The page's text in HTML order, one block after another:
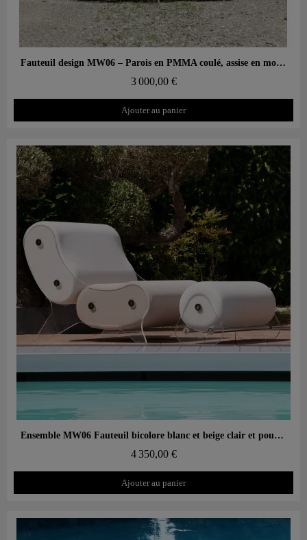
Aperçu rapide Fauteuil design MW06 – Parois en PMMA coulé, assise en mousse alvéolaire
3 000,00 €
Ajouter au panier
Aperçu rapide Ensemble MW06 Fauteuil bicolore blanc et beige clair et pouf design blanc – parois en PMMA coulé, assise en mousse alvéolaire
4 350,00 €
Ajouter au panier